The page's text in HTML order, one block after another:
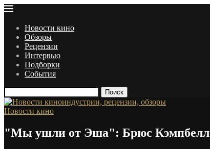
Новости кино
Обзоры
Рецензии
Интервью
Подборки
События
Поиск
Новости кино
"Мы ушли от Эша": Брюс Кэмпбелл